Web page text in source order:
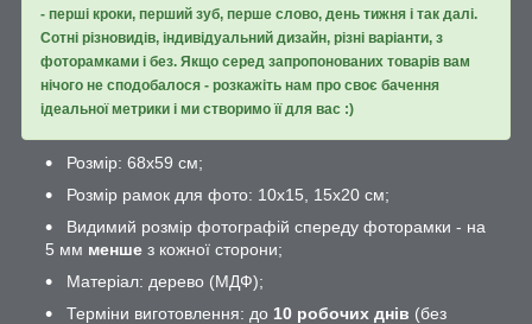
- перші кроки, перший зуб, перше слово, день тижня і так далі.
Сотні різновидів, індивідуальний дизайн, різні варіанти, з
фоторамками і без. Якщо серед запропонованих товарів вам
нічого не сподобалося - розкажіть нам про своє бачення
ідеальної метрики і ми створимо її для вас :)
Розмір: 68х59 см;
Розмір рамок для фото: 10х15, 15х20 см;
Видимий розмір фотографій спереду фоторамки - на
5 мм менше з кожної сторони;
Матеріал: дерево (МДФ);
Терміни виготовлення: до 10 робочих днів (без